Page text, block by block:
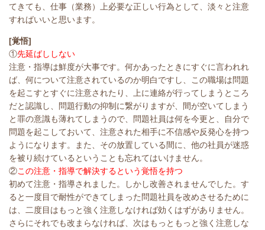
てきても、仕事（業務）上必要な正しい行為として、淡々と注意
すればいいと思います。
[覚悟]
①先延ばししない
注意・指導は鮮度が大事です。何かあったときにすぐに言われれ
ば、何について注意されているのか明白ですし、この職場は問題
を起こすとすぐに注意されたり、上に連絡が行ってしまうところ
だと認識し、問題行動の抑制に繋がりますが、間が空いてしまう
と罪の意識も薄れてしまうので、問題社員は何を今更と、自分で
問題を起こしておいて、注意された相手に不信感や反発心を持つ
ようになります。また、その放置している間に、他の社員が迷惑
を被り続けているということも忘れてはいけません。
②この注意・指導で解決するという覚悟を持つ
初めて注意・指導されました。しかし改善されませんでした。す
ると一度目で耐性ができてしまった問題社員を改めさせるために
は、二度目はもっと強く注意しなければ効くはずがありません。
さらにそれでも改まらなければ、次はもっともっと強く注意しな